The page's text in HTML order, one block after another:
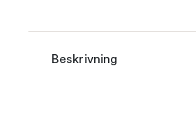
Beskrivning